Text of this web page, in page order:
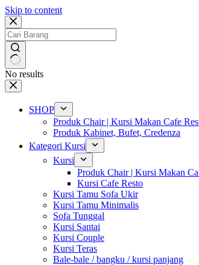
Skip to content
No results
SHOP
Produk Chair | Kursi Makan Cafe
Produk Kabinet, Bufet, Credenza
Kategori Kursi
Kursi
Produk Chair | Kursi Makan
Kursi Cafe Resto
Kursi Tamu Sofa Ukir
Kursi Tamu Minimalis
Sofa Tunggal
Kursi Santai
Kursi Couple
Kursi Teras
Bale-bale / bangku / kursi panjang